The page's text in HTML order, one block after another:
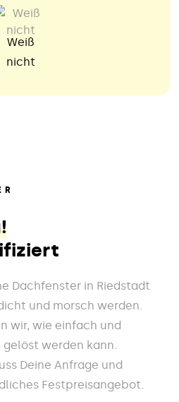
Weiß
nicht
Dachfenster in Riedstadt
und morsch werden.
wir, wie einfach und
werden kann.
Deine Anfrage und
Festpreisangebot.